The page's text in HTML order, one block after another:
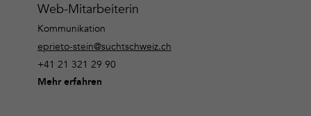
Web-Mitarbeiterin
Kommunikation
eprieto-stein@suchtschweiz.ch
+41 21 321 29 90
Mehr erfahren